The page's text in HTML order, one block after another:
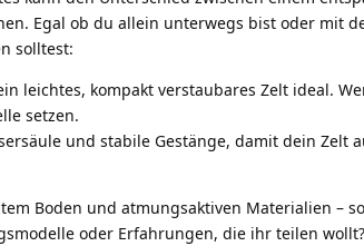
Egal ob du allein unterwegs bist oder mit
solltest:
leichtes, kompakt verstaubares Zelt ideal.
setzen.
und stabile Gestänge, damit dein Zelt
Boden und atmungsaktiven Materialien –
oder Erfahrungen, die ihr teilen